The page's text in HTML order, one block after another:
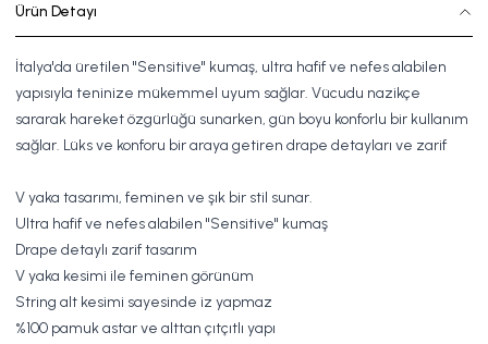
Ürün Detayı
İtalya'da üretilen "Sensitive" kumaş, ultra hafif ve nefes alabilen
yapısıyla teninize mükemmel uyum sağlar. Vücudu nazikçe
sararak hareket özgürlüğü sunarken, gün boyu konforlu bir kullanım
sağlar. Lüks ve konforu bir araya getiren drape detayları ve zarif
V yaka tasarımı, feminen ve şık bir stil sunar.
Ultra hafif ve nefes alabilen "Sensitive" kumaş
Drape detaylı zarif tasarım
V yaka kesimi ile feminen görünüm
String alt kesimi sayesinde iz yapmaz
%100 pamuk astar ve alttan çıtçıtlı yapı